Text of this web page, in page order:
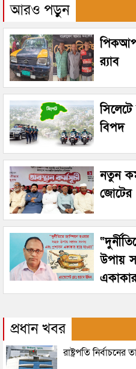
আরও পড়ুন
র‌্যাব
বিপদ
নতুন
জোটের
উপায়
প্রধান খবর
রাষ্ট্রপতি নির্বাচনের